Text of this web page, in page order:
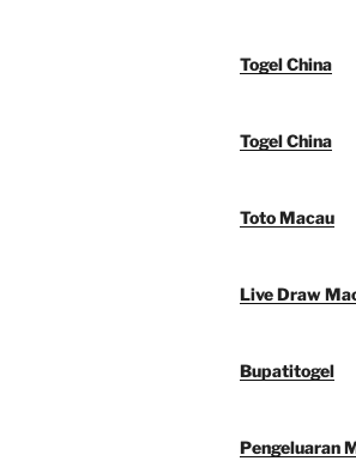
Togel China
Togel China
Toto Macau
Live Draw
Bupatitogel
Pengeluaran